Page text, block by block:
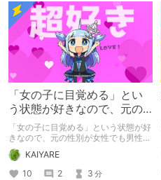
「女の子に目覚める」とい
う状態が好きなので、元の
性別が女性でも男性でも問
題ない話
「女の子に目覚める」という状態が好
きなので、元の性別が女性でも男性で
も問題ない話
KAIYARE
10
2 3 分